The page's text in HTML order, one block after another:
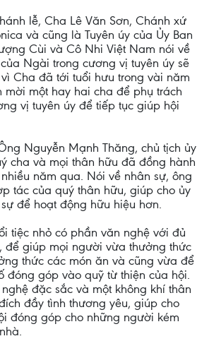
lễ, Cha Lê Văn Sơn, Chánh xứ
và cũng là Tuyên úy của Ủy Ban
Cùi và Cô Nhi Việt Nam nói về
Ngài trong cương vị tuyên úy sẽ
Cha đã tới tuổi hưu trong vài năm
mời một hay hai cha để phụ trách
vị tuyên úy để tiếp tục giúp hội
Nguyễn Mạnh Thăng, chủ tịch ủy
cha và mọi thân hữu đã đồng hành
năm qua. Nói về nhân sự, ông
tác của quý thân hữu, giúp cho ủy
để hoạt động hữu hiệu hơn.
tiệc nhỏ có phần văn nghệ với đủ
để giúp mọi người vừa thưởng thức
thức các món ăn và cũng vừa để
đóng góp vào quỹ từ thiện của hội.
đặc sắc và một không khí thân
đầy tình thương yêu, giúp cho
đóng góp cho những người kém